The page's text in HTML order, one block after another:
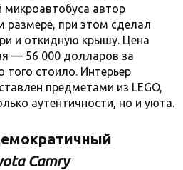
микроавтобуса автор
размере, при этом сделал
и откидную крышу. Цена
— 56 000 долларов за
того стоило. Интерьер
предметами из LEGO,
аутентичности, но и уюта.
Camry